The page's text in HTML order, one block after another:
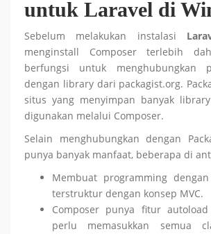
untuk Laravel di
Sebelum melakukan instalasi
menginstall Composer terlebih
berfungsi untuk menghubungkan
dengan library dari packagist.org.
situs yang menyimpan banyak
digunakan melalui Composer.
Selain menghubungkan dengan
punya banyak manfaat, beberapa di
Membuat programming
terstruktur dengan konsep MVC.
Composer punya fitur
perlu memasukkan semua